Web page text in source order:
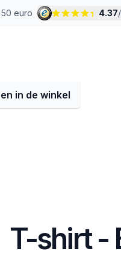
euro 4.37/
in de winkel
T-shirt -